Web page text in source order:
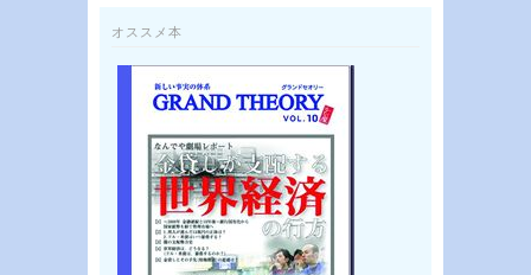
オススメ本